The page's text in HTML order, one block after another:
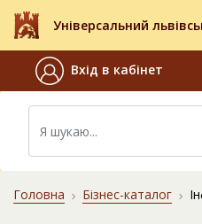
Універсальний
Вхід в кабінет
Головна Бізнес-каталог